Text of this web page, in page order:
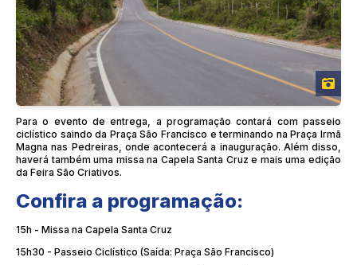
Para o evento de entrega, a programação contará com passeio
ciclístico saindo da Praça São Francisco e terminando na Praça Irmã
Magna nas Pedreiras, onde acontecerá a inauguração. Além disso,
haverá também uma missa na Capela Santa Cruz e mais uma edição
da Feira São Criativos.
Confira a programação:
15h - Missa na Capela Santa Cruz
15h30 - Passeio Ciclístico (Saída: Praça São Francisco)